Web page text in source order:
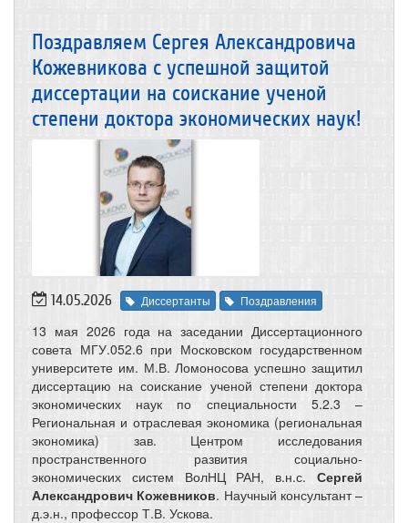
Поздравляем Сергея Александровича
Кожевникова с успешной защитой
диссертации на соискание ученой
степени доктора экономических наук!
14.05.2026 Диссертанты Поздравления
13 мая 2026 года на заседании Диссертационного
совета МГУ.052.6 при Московском государственном
университете им. М.В. Ломоносова успешно защитил
диссертацию на соискание ученой степени доктора
экономических наук по специальности 5.2.3 –
Региональная и отраслевая экономика (региональная
экономика) зав. Центром исследования
пространственного развития социально-
экономических систем ВолНЦ РАН, в.н.с. Сергей
Александрович Кожевников. Научный консультант –
д.э.н., профессор Т.В. Ускова.